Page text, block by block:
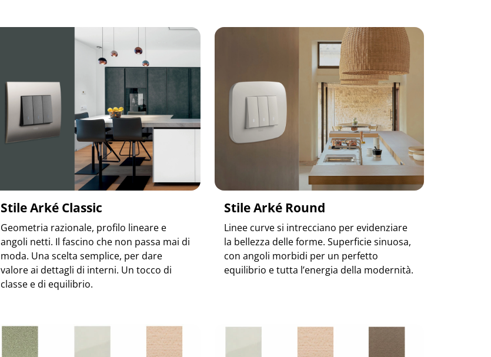
Stile Arké Classic
Geometria razionale, profilo lineare e
angoli netti. Il fascino che non passa mai di
moda. Una scelta semplice, per dare
valore ai dettagli di interni. Un tocco di
classe e di equilibrio.
Stile Arké Round
Linee curve si intrecciano per evidenziare
la bellezza delle forme. Superficie sinuosa,
con angoli morbidi per un perfetto
equilibrio e tutta l’energia della modernità.